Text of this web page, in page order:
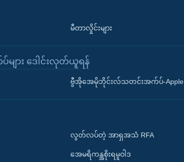
မီတာလှိုင်းများ
ား ဒေါင်းလုတ်ယူရန်
ဗွီအိုအေမိုဘိုင်းလ်သတင်းအက်ပ်-Apple
လွတ်လပ်တဲ့ အာရှအသံ RFA
အေမရိကန္အစိုးရမူဝါဒ